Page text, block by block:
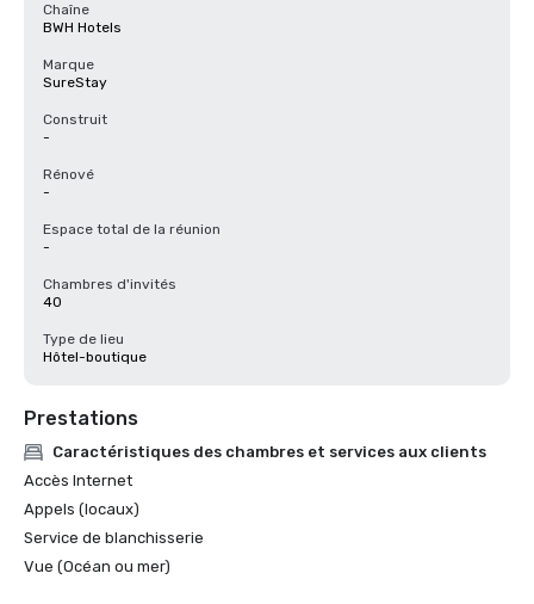
Chaîne
BWH Hotels
Marque
SureStay
Construit
-
Rénové
-
Espace total de la réunion
-
Chambres d'invités
40
Type de lieu
Hôtel-boutique
Prestations
Caractéristiques des chambres et services aux clients
Accès Internet
Appels (locaux)
Service de blanchisserie
Vue (Océan ou mer)